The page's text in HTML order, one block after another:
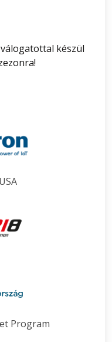
készül